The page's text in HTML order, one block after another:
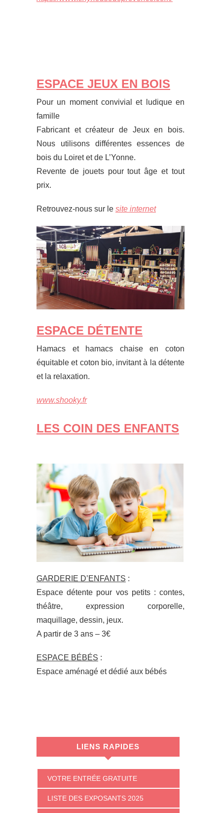
ESPACE JEUX EN BOIS
Pour un moment convivial et ludique en
famille
Fabricant et créateur de Jeux en bois.
Nous utilisons différentes essences de
bois du Loiret et de L’Yonne.
Revente de jouets pour tout âge et tout
prix.
Retrouvez-nous sur le site internet
ESPACE DÉTENTE
Hamacs et hamacs chaise en coton
équitable et coton bio, invitant à la détente
et la relaxation.
www.shooky.fr
LES COIN DES ENFANTS
GARDERIE D’ENFANTS :
Espace détente pour vos petits : contes,
théâtre, expression corporelle,
maquillage, dessin, jeux.
A partir de 3 ans – 3€
ESPACE BÉBÉS :
Espace aménagé et dédié aux bébés
LIENS RAPIDES
VOTRE ENTRÉE GRATUITE
LISTE DES EXPOSANTS 2025